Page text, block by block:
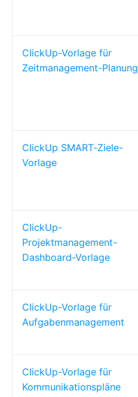
ClickUp-Vorlage für
Zeitmanagement-Planung
ClickUp SMART-Ziele-
Vorlage
ClickUp-
Projektmanagement-
Dashboard-Vorlage
ClickUp-Vorlage für
Aufgabenmanagement
ClickUp-Vorlage für
Kommunikationspläne